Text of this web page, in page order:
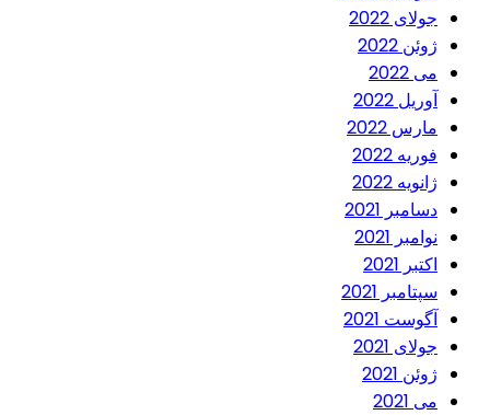
جولای 2022
ژوئن 2022
می 2022
آوریل 2022
مارس 2022
فوریه 2022
ژانویه 2022
دسامبر 2021
نوامبر 2021
اکتبر 2021
سپتامبر 2021
آگوست 2021
جولای 2021
ژوئن 2021
می 2021